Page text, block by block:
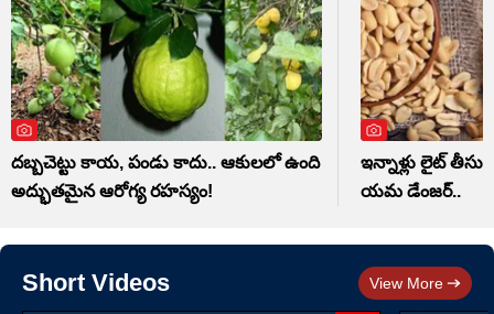
దబ్బచెట్టు కాయ, పండు కాదు.. ఆకులలో ఉంది
అద్భుతమైన ఆరోగ్య రహస్యం!
ఇన్నాళ్లు లైట్
యమ డేంజర్..
Short Videos View More